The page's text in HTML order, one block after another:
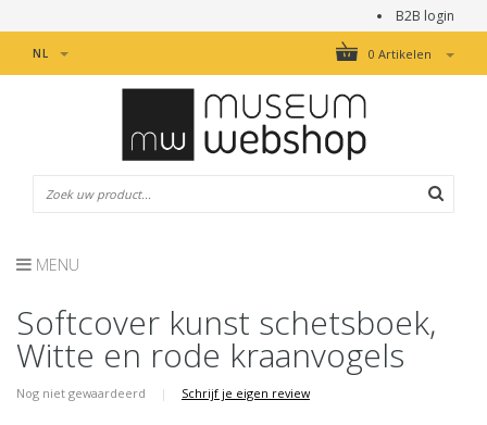
B2B login
0 Artikelen
NL
MENU
Softcover kunst schetsboek,
Witte en rode kraanvogels
Nog niet gewaardeerd | Schrijf je eigen review